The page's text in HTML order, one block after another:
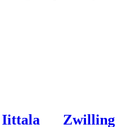
Iittala
Zwilling